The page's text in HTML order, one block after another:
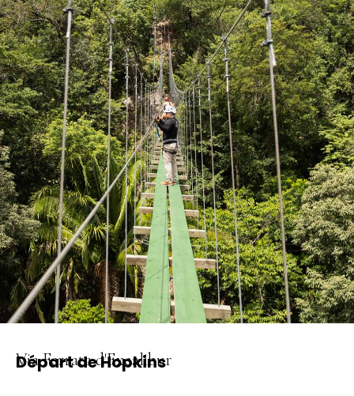
Via Ferrata d'Excalibur
Départ de Hopkins